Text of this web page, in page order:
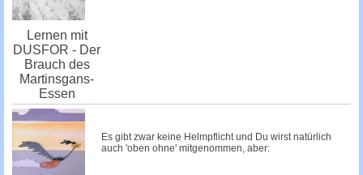
Lernen mit
DUSFOR - Der
Brauch des
Martinsgans-
Essen
Es gibt zwar keine Helmpflicht und Du wirst natürlich
auch 'oben ohne' mitgenommen, aber: